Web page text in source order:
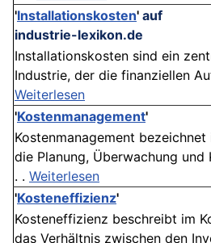
'Installationskosten' auf
industrie-lexikon.de
Installationskosten sind ein
Industrie, der die finanziellen
Weiterlesen
'Kostenmanagement'
Kostenmanagement
die Planung, Überwachung und
. . Weiterlesen
'Kosteneffizienz'
Kosteneffizienz beschreibt im
das Verhältnis zwischen den